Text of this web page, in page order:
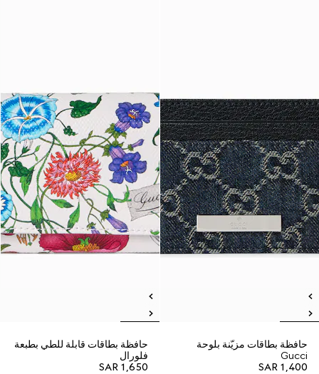
حافظة بطاقات مزيّنة بلوحة
Gucci
SAR 1,400
حافظة بطاقات قابلة للطي بطبعة
فلورال
SAR 1,650